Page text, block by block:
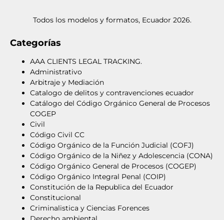
Todos los modelos y formatos, Ecuador 2026.
Categorías
AAA CLIENTS LEGAL TRACKING.
Administrativo
Arbitraje y Mediación
Catalogo de delitos y contravenciones ecuador
Catálogo del Código Orgánico General de Procesos
COGEP
Civil
Código Civil CC
Código Orgánico de la Función Judicial (COFJ)
Código Orgánico de la Niñez y Adolescencia (CONA)
Código Orgánico General de Procesos (COGEP)
Código Orgánico Integral Penal (COIP)
Constitución de la Republica del Ecuador
Constitucional
Criminalistica y Ciencias Forences